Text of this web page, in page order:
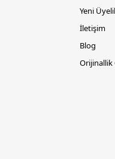
Yeni
İletişim
Blog
Orijinallik